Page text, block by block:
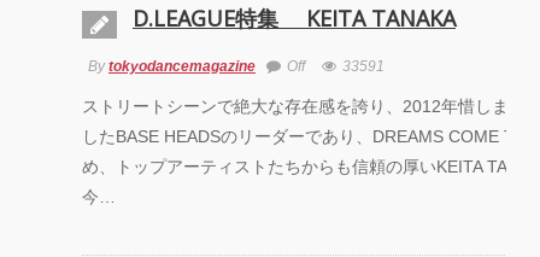
D.LEAGUE特集 KEITA TANAKA
Bytokyodancemagazine Off 33591
ストリートシーンで絶大な存在感を誇り、2012年惜しまれ
したBASE HEADSのリーダーであり、DREAMS COME
め、トップアーティストたちからも信頼の厚いKEITA
今…